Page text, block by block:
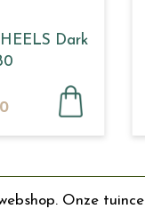
Dark
Onze